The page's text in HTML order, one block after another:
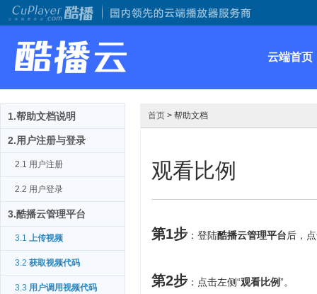
云端首页
1.帮助文档说明
2.用户注册与登录
2.1 用户注册
2.2 用户登录
3.酷播云管理平台
3.1 上传视频
3.2 获取视频代码
3.3 用户调用视频代码
首页 > 帮助文档
观看比例
第1步 ：登陆酷播云管理平台后，
第2步 ：点击左侧“观看比例”。